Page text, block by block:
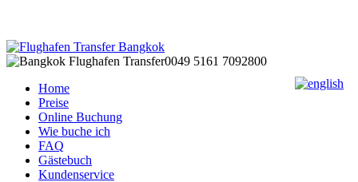
0049 5161 7092800
Home
Preise
Online Buchung
Wie buche ich
FAQ
Gästebuch
Kundenservice